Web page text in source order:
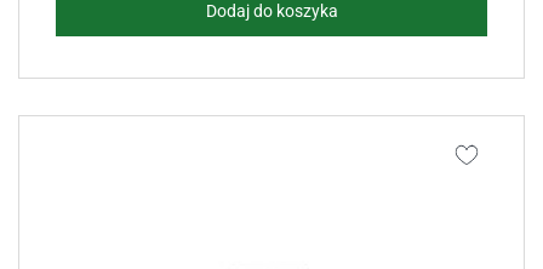
Dodaj do koszyka